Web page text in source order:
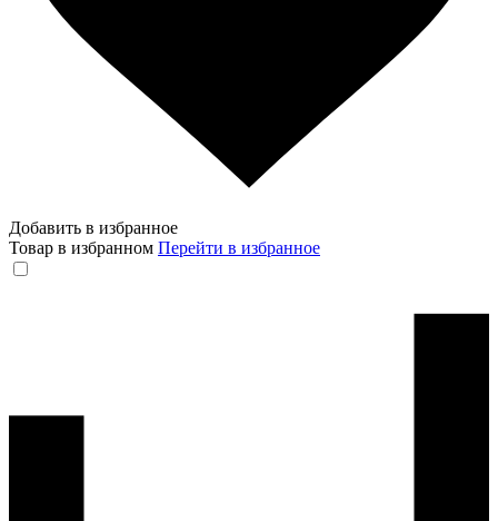
Добавить в избранное
Товар в избранном Перейти в избранное